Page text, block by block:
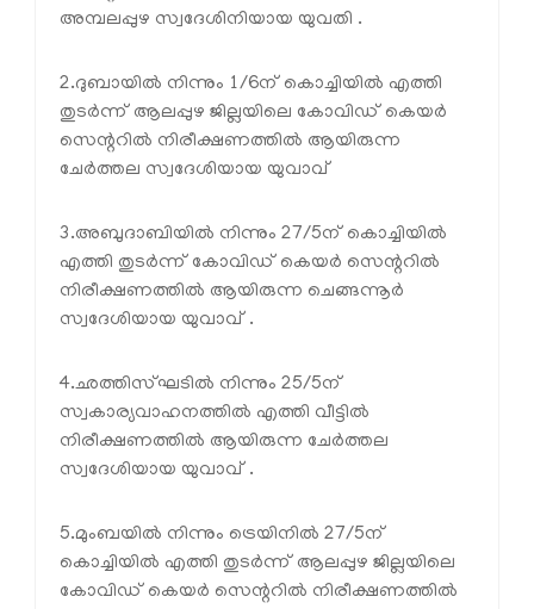
അമ്പലപ്പുഴ സ്വദേശിനിയായ യുവതി .
2.ദുബായില്‍ നിന്നും 1/6ന് കൊച്ചിയില്‍ എത്തി
തുടര്‍ന്ന് ആലപ്പുഴ ജില്ലയിലെ കോവിഡ് കെയര്‍
സെന്ററില്‍ നിരീക്ഷണത്തില്‍ ആയിരുന്ന
ചേര്‍ത്തല സ്വദേശിയായ യുവാവ്
3.അബുദാബിയില്‍ നിന്നും 27/5ന് കൊച്ചിയില്‍
എത്തി തുടര്‍ന്ന് കോവിഡ് കെയര്‍ സെന്ററില്‍
നിരീക്ഷണത്തില്‍ ആയിരുന്ന ചെങ്ങന്നൂര്‍
സ്വദേശിയായ യുവാവ് .
4.ഛത്തിസ്ഘടില്‍ നിന്നും 25/5ന്
സ്വകാര്യവാഹനത്തില്‍ എത്തി വീട്ടില്‍
നിരീക്ഷണത്തില്‍ ആയിരുന്ന ചേര്‍ത്തല
സ്വദേശിയായ യുവാവ് .
5.മുംബയില്‍ നിന്നും ട്രെയിനില്‍ 27/5ന്
കൊച്ചിയില്‍ എത്തി തുടര്‍ന്ന് ആലപ്പുഴ ജില്ലയിലെ
കോവിഡ് കെയര്‍ സെന്ററില്‍ നിരീക്ഷണത്തില്‍